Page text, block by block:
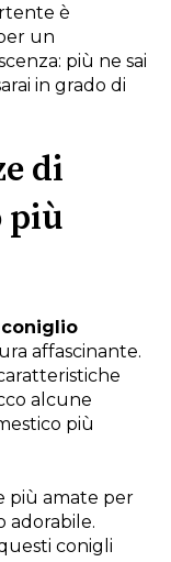
è
un
più ne sai
in grado di
di
più
affascinante.
alcune
più
più amate per
adorabile.
conigli